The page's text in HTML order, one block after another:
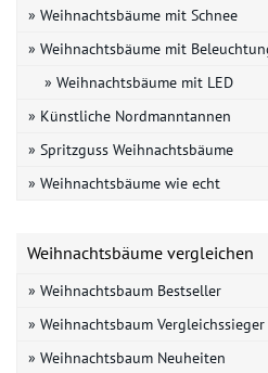
» Weihnachtsbäume mit Schnee
» Weihnachtsbäume mit
» Weihnachtsbäume mit LED
» Künstliche Nordmanntannen
» Spritzguss Weihnachtsbäume
» Weihnachtsbäume wie echt
Weihnachtsbäume vergleichen
» Weihnachtsbaum Bestseller
» Weihnachtsbaum Vergleichssieger
» Weihnachtsbaum Neuheiten